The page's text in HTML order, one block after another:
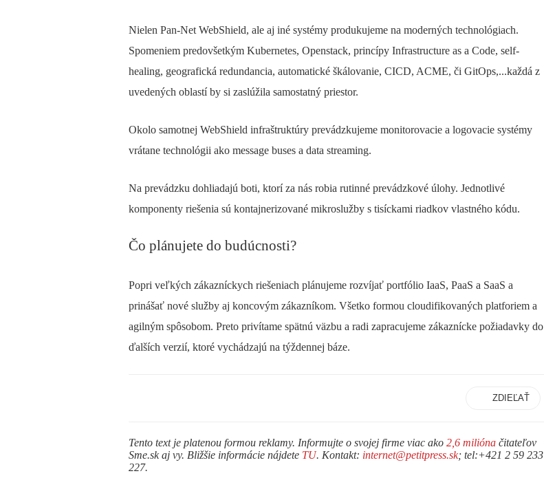
Nielen Pan-Net WebShield, ale aj iné systémy produkujeme na moderných technológiach.
Spomeniem predovšetkým Kubernetes, Openstack, princípy Infrastructure as a Code, self-
healing, geografická redundancia, automatické škálovanie, CICD, ACME, či GitOps,...každá z
uvedených oblastí by si zaslúžila samostatný priestor.
Okolo samotnej WebShield infraštruktúry prevádzkujeme monitorovacie a logovacie systémy
vrátane technológii ako message buses a data streaming.
Na prevádzku dohliadajú boti, ktorí za nás robia rutinné prevádzkové úlohy. Jednotlivé
komponenty riešenia sú kontajnerizované mikroslužby s tisíckami riadkov vlastného kódu.
Čo plánujete do budúcnosti?
Popri veľkých zákazníckych riešeniach plánujeme rozvíjať portfólio IaaS, PaaS a SaaS a
prinášať nové služby aj koncovým zákazníkom. Všetko formou cloudifikovaných platforiem a
agilným spôsobom. Preto privítame spätnú väzbu a radi zapracujeme zákaznícke požiadavky do
ďalších verzií, ktoré vychádzajú na týždennej báze.
ZDIEĽAŤ
Tento text je platenou formou reklamy. Informujte o svojej firme viac ako 2,6 milióna čitateľov
Sme.sk aj vy. Bližšie informácie nájdete TU. Kontakt: internet@petitpress.sk; tel:+421 2 59 233
227.